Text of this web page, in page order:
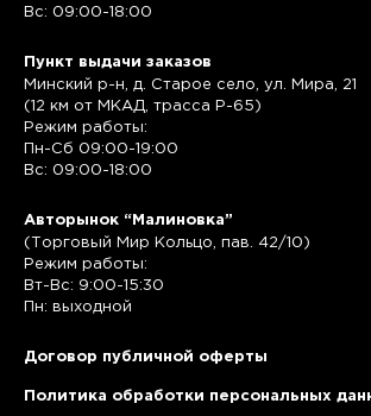
Вс: 09:00-18:00
Пункт выдачи заказов
Минский р-н, д. Старое село, ул. Мира, 21
(12 км от МКАД, трасса P-65)
Режим работы:
Пн-Сб 09:00-19:00
Вс: 09:00-18:00
Авторынок “Малиновка”
(Торговый Мир Кольцо, пав. 42/10)
Режим работы:
Вт-Вс: 9:00-15:30
Пн: выходной
Договор публичной оферты
Политика обработки персональных